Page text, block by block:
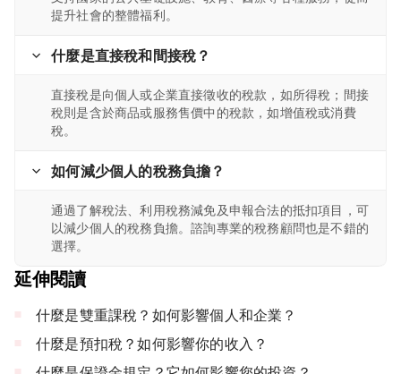
提升社會的整體福利。
什麼是直接稅和間接稅？
直接稅是向個人或企業直接徵收的稅款，如所得稅；間接
稅則是含於商品或服務售價中的稅款，如增值稅或消費
稅。
如何減少個人的稅務負擔？
通過了解稅法、利用稅務減免及申報合法的抵扣項目，可
以減少個人的稅務負擔。諮詢專業的稅務顧問也是不錯的
選擇。
延伸閱讀
什麼是雙重課稅？如何影響個人和企業？
什麼是預扣稅？如何影響你的收入？